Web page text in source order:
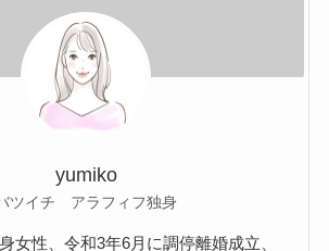
yumiko
ツイチ アラフィフ独身
女性、令和3年6月に調停離婚成立、